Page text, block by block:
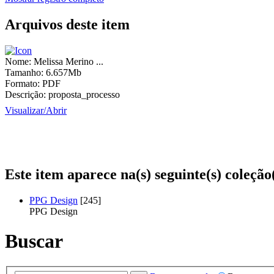
Arquivos deste item
Nome: Melissa Merino ...
Tamanho: 6.657Mb
Formato: PDF
Descrição: proposta_processo
Visualizar/Abrir
Este item aparece na(s) seguinte(s)
PPG Design [245]
PPG Design
Buscar